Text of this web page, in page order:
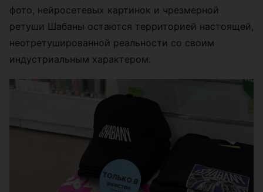
фото, нейросетевых картинок и чрезмерной
ретуши Шабаны остаются территорией настоящей,
неотретушированной реальности со своим
индустриальным характером.